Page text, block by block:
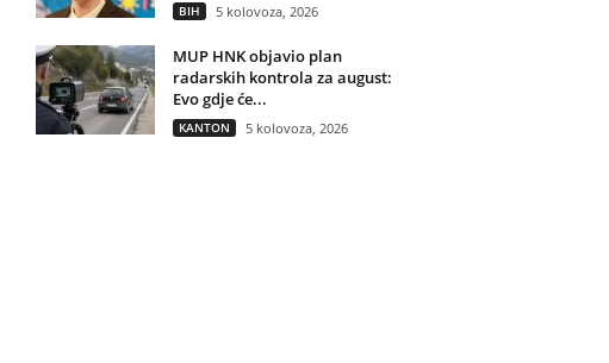
BIH 5 kolovoza, 2026
MUP HNK objavio plan
radarskih kontrola za august:
Evo gdje će...
KANTON 5 kolovoza, 2026